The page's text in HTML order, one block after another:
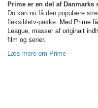
Prime er en del af
Du kan nu få den populære
fleksibletv-pakke. Med Prime
League, masser af originalt
film og serier.
Læs mere om Prime